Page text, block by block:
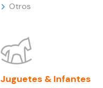
Otros
Juguetes & Infantes